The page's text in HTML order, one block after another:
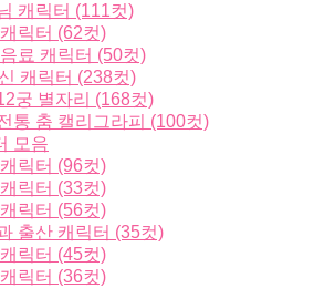
캐릭터 (111컷)
릭터 (62컷)
료 캐릭터 (50컷)
캐릭터 (238컷)
궁 별자리 (168컷)
통 춤 캘리그라피 (100컷)
모음
릭터 (96컷)
릭터 (33컷)
릭터 (56컷)
출산 캐릭터 (35컷)
릭터 (45컷)
릭터 (36컷)